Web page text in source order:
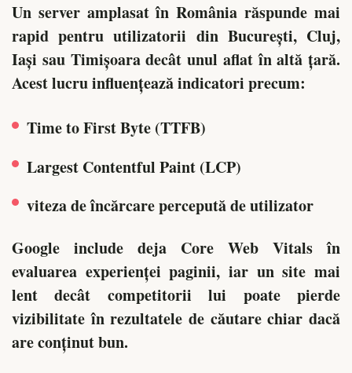
Un server amplasat în România răspunde mai
rapid pentru utilizatorii din București, Cluj,
Iași sau Timișoara decât unul aflat în altă țară.
Acest lucru influențează indicatori precum:
Time to First Byte (TTFB)
Largest Contentful Paint (LCP)
viteza de încărcare percepută de utilizator
Google include deja Core Web Vitals în
evaluarea experienței paginii, iar un site mai
lent decât competitorii lui poate pierde
vizibilitate în rezultatele de căutare chiar dacă
are conținut bun.